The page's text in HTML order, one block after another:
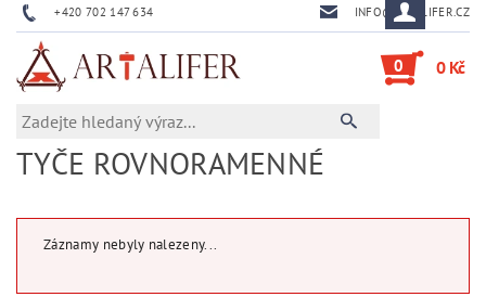
+420 702 147 634 INFO@ARTALIFER.CZ
0 0 Kč
TYČE ROVNORAMENNÉ
Záznamy nebyly nalezeny...